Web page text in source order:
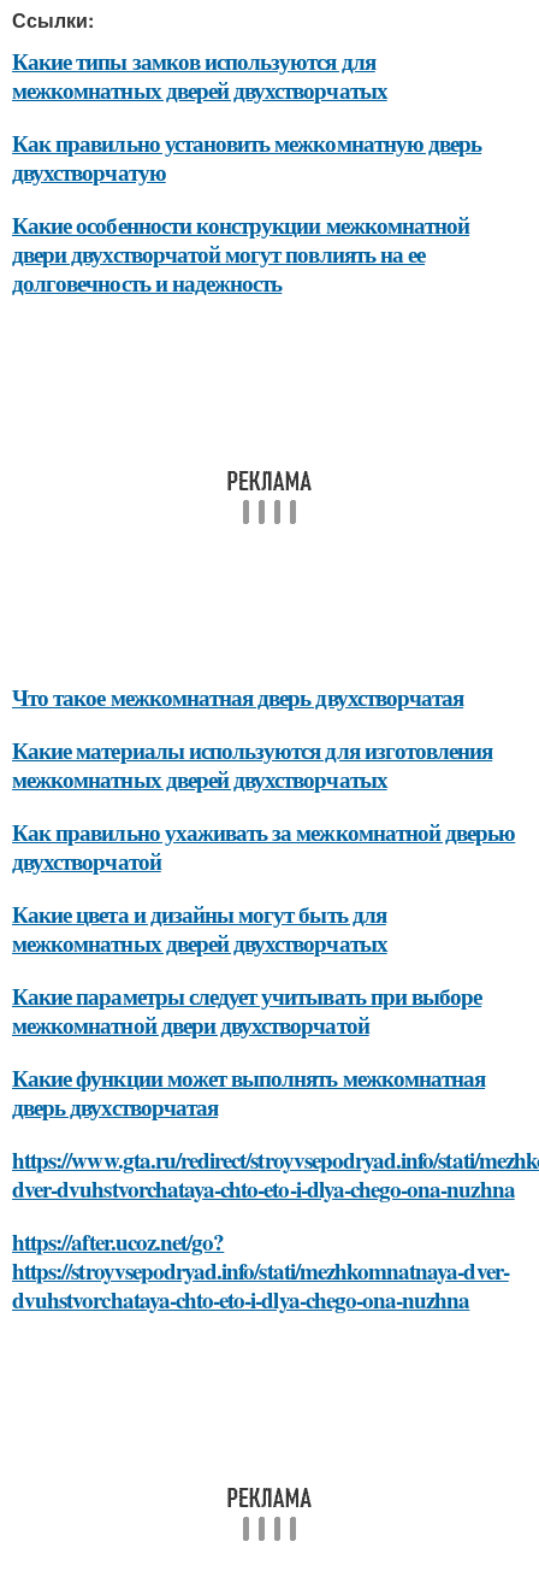
Ссылки:
Какие типы замков используются для
межкомнатных дверей двухстворчатых
Как правильно установить межкомнатную дверь
двухстворчатую
Какие особенности конструкции межкомнатной
двери двухстворчатой могут повлиять на ее
долговечность и надежность
Что такое межкомнатная дверь двухстворчатая
Какие материалы используются для изготовления
межкомнатных дверей двухстворчатых
Как правильно ухаживать за межкомнатной дверью
двухстворчатой
Какие цвета и дизайны могут быть для
межкомнатных дверей двухстворчатых
Какие параметры следует учитывать при выборе
межкомнатной двери двухстворчатой
Какие функции может выполнять межкомнатная
дверь двухстворчатая
https://www.gta.ru/redirect/stroyvsepodryad.info/stati/
dver-dvuhstvorchataya-chto-eto-i-dlya-chego-ona-nuzhna
https://after.ucoz.net/go?
https://stroyvsepodryad.info/stati/mezhkomnatnaya-dver-
dvuhstvorchataya-chto-eto-i-dlya-chego-ona-nuzhna